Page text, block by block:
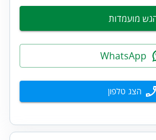
מועמדות
הצג טלפון